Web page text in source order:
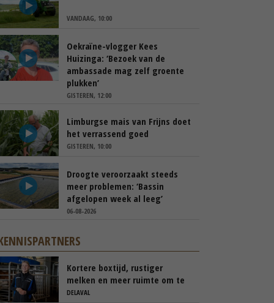
VANDAAG, 10:00
Oekraïne-vlogger Kees
Huizinga: ‘Bezoek van de
ambassade mag zelf groente
plukken’
GISTEREN, 12:00
Limburgse mais van Frijns doet
het verrassend goed
GISTEREN, 10:00
Droogte veroorzaakt steeds
meer problemen: ‘Bassin
afgelopen week al leeg’
06-08-2026
Kortere boxtijd, rustiger
melken en meer ruimte om te
blijven weiden
DELAVAL